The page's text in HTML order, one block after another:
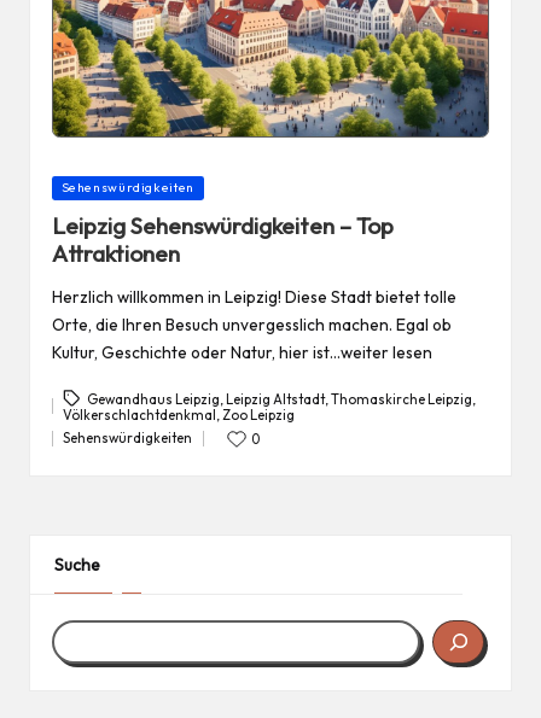
Posted
Sehenswürdigkeiten
Leipzig Sehenswürdigkeiten – Top
Attraktionen
Herzlich willkommen in Leipzig! Diese Stadt bietet tolle
Orte, die Ihren Besuch unvergesslich machen. Egal ob
Kultur, Geschichte oder Natur, hier ist…weiter lesen
Tags:
Gewandhaus Leipzig ,Leipzig Altstadt,Thomaskirche Leipzig
Völkerschlachtdenkmal Zoo Leipzig
Posted
Sehenswürdigkeiten 0
Suche